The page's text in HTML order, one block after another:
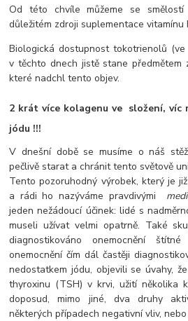
Od této chvíle můžeme se
důležitém zdroji suplementace vitamínu
Biologická dostupnost tokotrienolů
v těchto dnech jistě stane předmětem
které nadchl tento objev.
2 krát více kolagenu ve složení, víc
jódu !!!
V dnešní době se musíme o náš
pečlivě starat a chránit tento světově
Tento pozoruhodný výrobek, který je
a rádi ho nazýváme pravdivými
jeden nežádoucí účinek: lidé s
museli užívat velmi opatrně. Také
diagnostikováno onemocnění
onemocnění čím dál častěji
nedostatkem jódu, objevili se úvahy,
thyroxinu (TSH) v krvi, užití několika
doposud, mimo jiné, dva druhy
některých případech negativní vliv,